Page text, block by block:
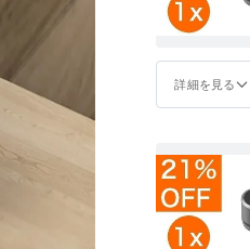
詳細を見る